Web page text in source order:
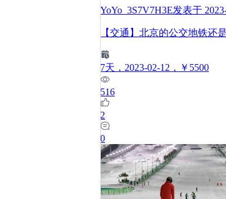
YoYo_3S7V7H3E发表于
【交通】北京的公交地铁还
7天 ，2023-02-12 ，￥5500
516
2
0